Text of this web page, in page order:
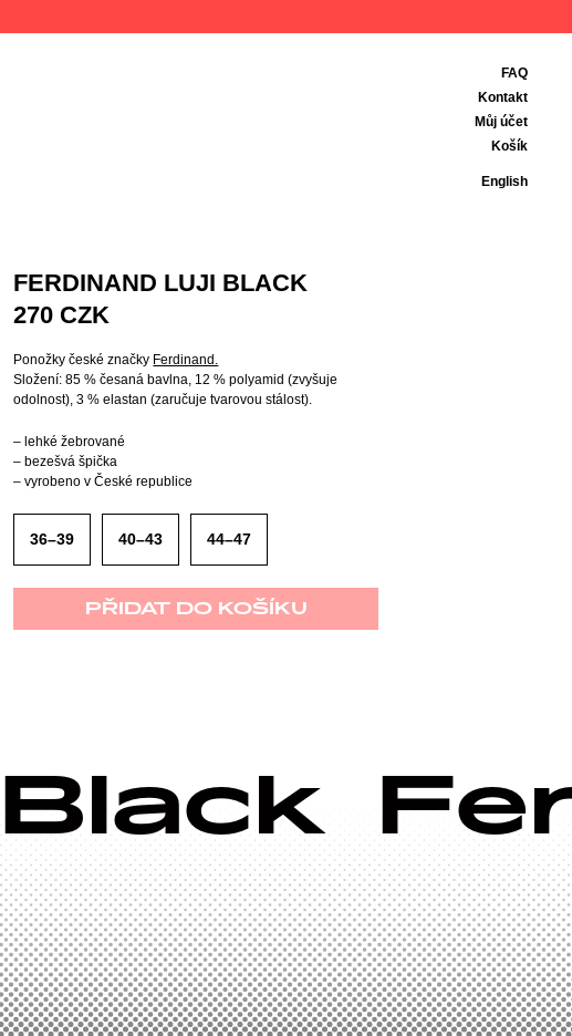
FAQ
Kontakt
Můj účet
Košík
English
FERDINAND LUJI BLACK
270 CZK
Ponožky české značky Ferdinand.
Složení: 85 % česaná bavlna, 12 % polyamid (zvyšuje
odolnost), 3 % elastan (zaručuje tvarovou stálost).
– lehké žebrované
– bezešvá špička
– vyrobeno v České republice
36–39 40–43 44–47
PŘIDAT DO KOŠÍKU